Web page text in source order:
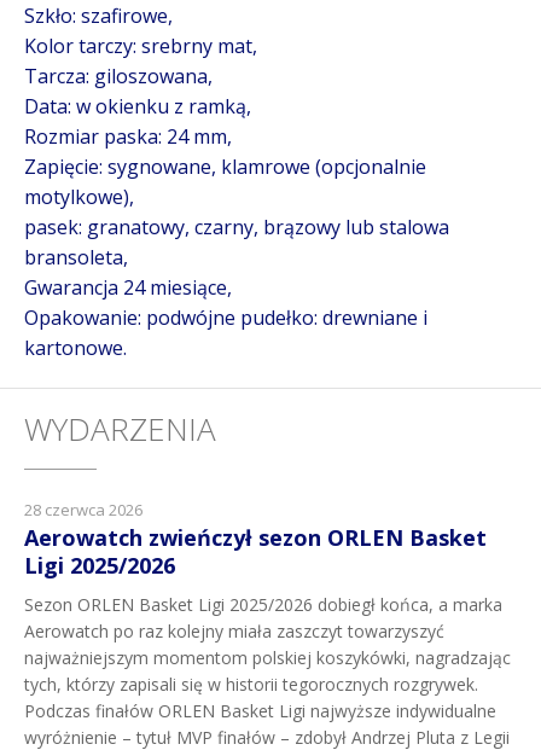
Szkło: szafirowe,
Kolor tarczy: srebrny mat,
Tarcza: giloszowana,
Data: w okienku z ramką,
Rozmiar paska: 24 mm,
Zapięcie: sygnowane, klamrowe (opcjonalnie
motylkowe),
pasek: granatowy, czarny, brązowy lub stalowa
bransoleta,
Gwarancja 24 miesiące,
Opakowanie: podwójne pudełko: drewniane i
kartonowe.
WYDARZENIA
28 czerwca 2026
Aerowatch zwieńczył sezon ORLEN Basket
Ligi 2025/2026
Sezon ORLEN Basket Ligi 2025/2026 dobiegł końca, a marka
Aerowatch po raz kolejny miała zaszczyt towarzyszyć
najważniejszym momentom polskiej koszykówki, nagradzając
tych, którzy zapisali się w historii tegorocznych rozgrywek.
Podczas finałów ORLEN Basket Ligi najwyższe indywidualne
wyróżnienie – tytuł MVP finałów – zdobył Andrzej Pluta z Legii